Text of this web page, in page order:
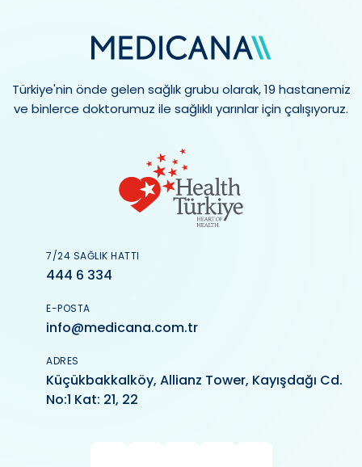
Türkiye'nin önde gelen sağlık grubu olarak, 19 hastanemiz
ve binlerce doktorumuz ile sağlıklı yarınlar için çalışıyoruz.
7/24 SAĞLIK HATTI
444 6 334
E-POSTA
info@medicana.com.tr
ADRES
Küçükbakkalköy, Allianz Tower, Kayışdağı Cd.
No:1 Kat: 21, 22